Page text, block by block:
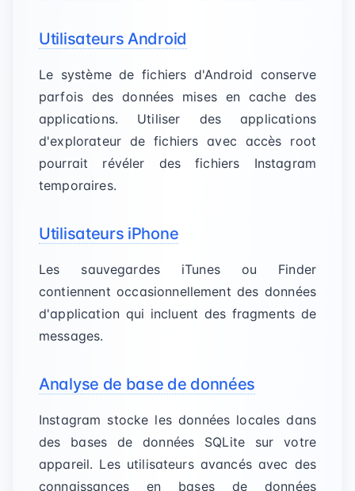
Utilisateurs Android
Le système de fichiers d'Android conserve
parfois des données mises en cache des
applications. Utiliser des applications
d'explorateur de fichiers avec accès root
pourrait révéler des fichiers Instagram
temporaires.
Utilisateurs iPhone
Les sauvegardes iTunes ou Finder
contiennent occasionnellement des données
d'application qui incluent des fragments de
messages.
Analyse de base de données
Instagram stocke les données locales dans
des bases de données SQLite sur votre
appareil. Les utilisateurs avancés avec des
connaissances en bases de données